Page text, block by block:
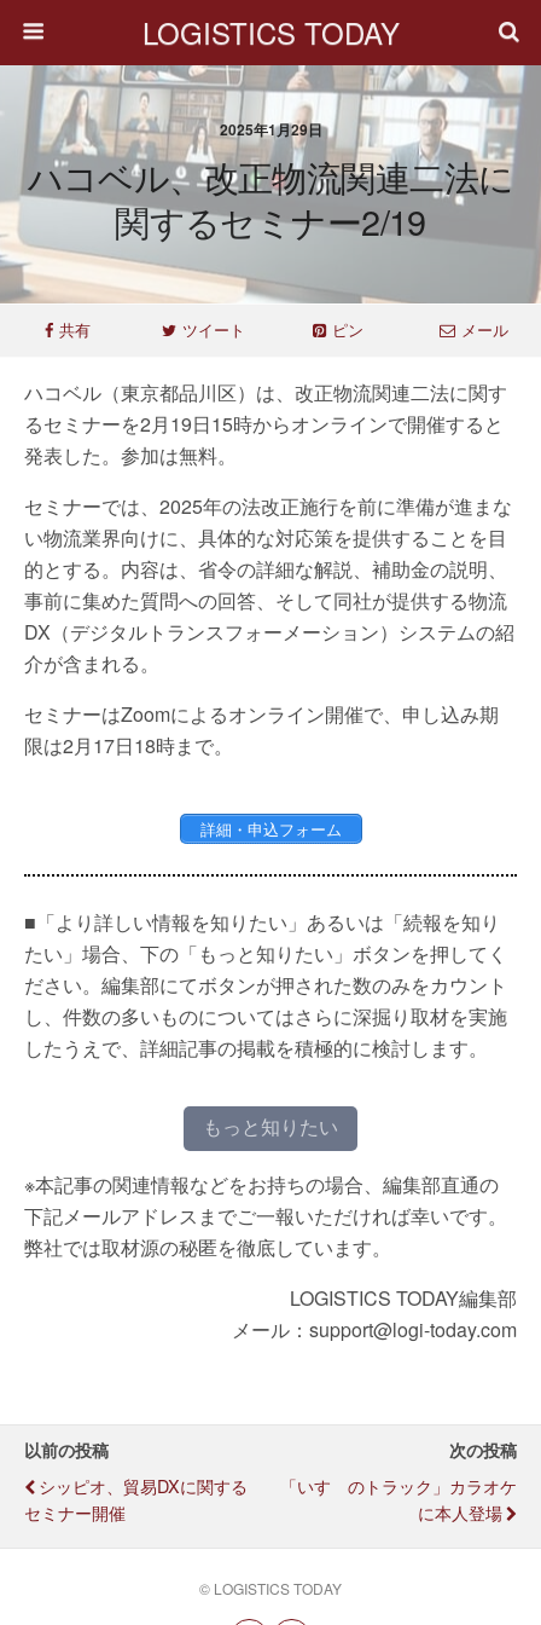
LOGISTICS TODAY
2025年1月29日
ハコベル、改正物流関連二法に
関するセミナー2/19
共有 ツイート ピン メール
ハコベル（東京都品川区）は、改正物流関連二法に関す
るセミナーを2月19日15時からオンラインで開催すると
発表した。参加は無料。
セミナーでは、2025年の法改正施行を前に準備が進まな
い物流業界向けに、具体的な対応策を提供することを目
的とする。内容は、省令の詳細な解説、補助金の説明、
事前に集めた質問への回答、そして同社が提供する物流
DX（デジタルトランスフォーメーション）システムの紹
介が含まれる。
セミナーはZoomによるオンライン開催で、申し込み期
限は2月17日18時まで。
詳細・申込フォーム
■「より詳しい情報を知りたい」あるいは「続報を知り
たい」場合、下の「もっと知りたい」ボタンを押してく
ださい。編集部にてボタンが押された数のみをカウント
し、件数の多いものについてはさらに深掘り取材を実施
したうえで、詳細記事の掲載を積極的に検討します。
もっと知りたい
※本記事の関連情報などをお持ちの場合、編集部直通の
下記メールアドレスまでご一報いただければ幸いです。
弊社では取材源の秘匿を徹底しています。
LOGISTICS TODAY編集部
メール：support@logi-today.com
以前の投稿
シッピオ、貿易DXに関する
セミナー開催
次の投稿
「いすゞのトラック」カラオケ
に本人登場
© LOGISTICS TODAY